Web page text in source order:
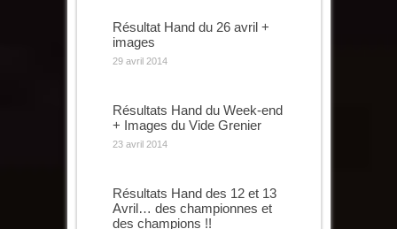
Résultat Hand du 26 avril +
images
29 avril 2014
Résultats Hand du Week-end
+ Images du Vide Grenier
23 avril 2014
Résultats Hand des 12 et 13
Avril… des championnes et
des champions !!